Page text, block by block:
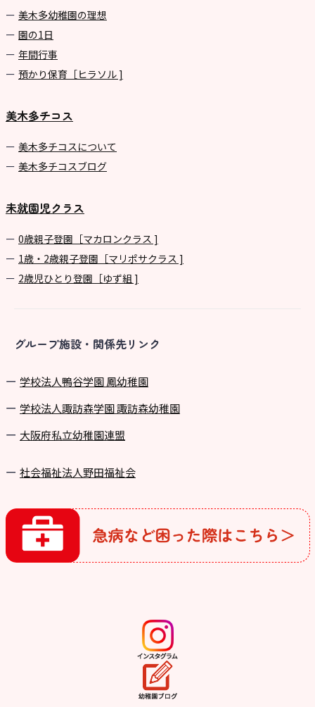
美⽊多幼稚園の理想
園の1⽇
年間⾏事
預かり保育［ヒラソル ]
美木多チコス
美⽊多チコスについて
美⽊多チコスブログ
未就園児クラス
0歳親子登園［マカロンクラス ]
1歳・2歳親子登園［マリポサクラス ]
2歳児ひとり登園［ゆず組 ]
グループ施設・関係先リンク
学校法⼈鴨⾕学園 鳳幼稚園
学校法⼈諏訪森学園 諏訪森幼稚園
⼤阪府私⽴幼稚園連盟
社会福祉法人野田福祉会